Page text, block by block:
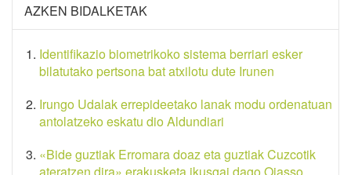
AZKEN BIDALKETAK
Identifikazio biometrikoko sistema berriari esker
bilatutako pertsona bat atxilotu dute Irunen
Irungo Udalak errepideetako lanak modu ordenatuan
antolatzeko eskatu dio Aldundiari
«Bide guztiak Erromara doaz eta guztiak Cuzcotik